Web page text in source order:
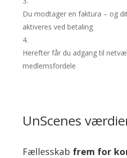
Du modtager en faktura – og
aktiveres ved betaling
Herefter får du adgang til
medlemsfordele
UnScenes
Fællesskab frem for